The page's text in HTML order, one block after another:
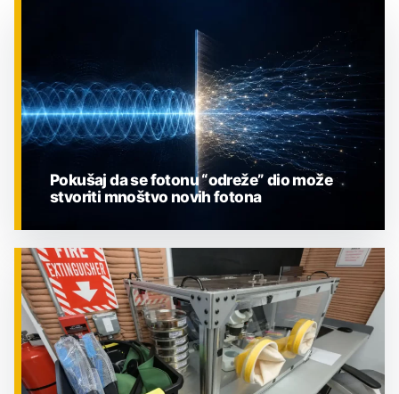
ZNANOST
Pokušaj da se fotonu “odreže” dio može
stvoriti mnoštvo novih fotona